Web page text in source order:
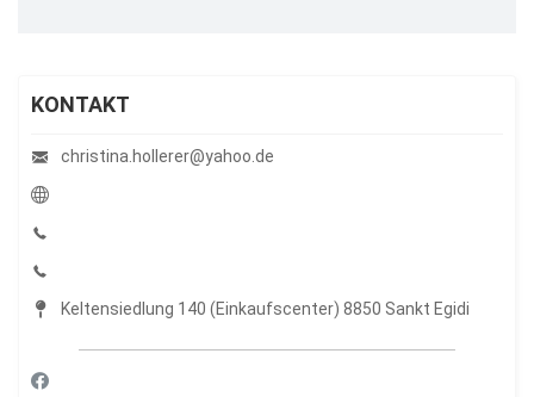
KONTAKT
christina.hollerer@yahoo.de
Keltensiedlung 140 (Einkaufscenter) 8850 Sankt Egidi